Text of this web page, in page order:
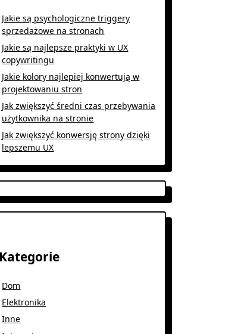
Jakie są psychologiczne triggery
sprzedażowe na stronach
Jakie są najlepsze praktyki w UX
copywritingu
Jakie kolory najlepiej konwertują w
projektowaniu stron
Jak zwiększyć średni czas przebywania
użytkownika na stronie
Jak zwiększyć konwersję strony dzięki
lepszemu UX
Kategorie
Dom
Elektronika
Inne